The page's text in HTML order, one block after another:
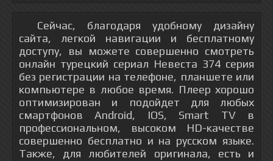
Сейчас, благодаря удобному дизайну
сайта, легкой навигации и бесплатному
доступу, вы можете совершенно смотреть
онлайн турецкий сериал Невеста 374 серия
без регистрации на телефоне, планшете или
компьютере в любое время. Плеер хорошо
оптимизирован и подойдет для любых
смартфонов Android, IOS, Smart TV в
профессиональном, высоком HD-качестве
совершенно бесплатно и на русском языке.
Также, для любителей оригинала, есть и